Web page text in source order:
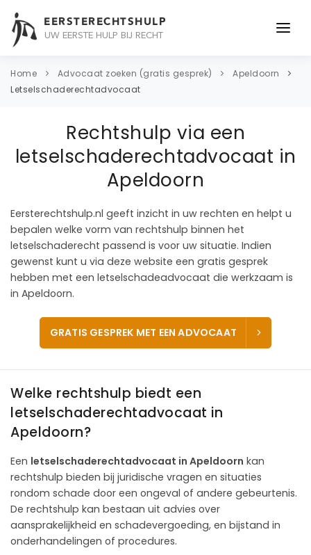
EERSTERECHTSHULP
UW EERSTE HULP BIJ RECHT
ONDERWERPEN
ADVOCAAT
OVER ONS
Home Advocaat zoeken (gratis gesprek)
Apeldoorn
Letselschaderechtadvocaat
Rechtshulp via een
letselschaderechtadvocaat in
Apeldoorn
Eersterechtshulp.nl geeft inzicht in uw rechten en helpt u
bepalen welke vorm van rechtshulp binnen het
letselschaderecht passend is voor uw situatie. Indien
gewenst kunt u via deze website een gratis gesprek
hebben met een letselschadeadvocaat die werkzaam is
in Apeldoorn.
GRATIS GESPREK MET EEN ADVOCAAT
Welke rechtshulp biedt een
letselschaderechtadvocaat in
Apeldoorn?
Een letselschaderechtadvocaat in Apeldoorn kan
rechtshulp bieden bij juridische vragen en situaties
rondom schade door een ongeval of andere gebeurtenis.
De rechtshulp kan bestaan uit advies over
aansprakelijkheid en schadevergoeding, en bijstand in
onderhandelingen of procedures.